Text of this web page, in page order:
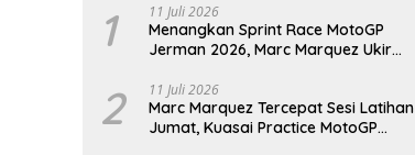
1 11 Juli 2026
Menangkan Sprint Race MotoGP
Jerman 2026, Marc Marquez Ukir
2 11 Juli 2026
Marc Marquez Tercepat Sesi Latihan
Jumat, Kuasai Practice MotoGP